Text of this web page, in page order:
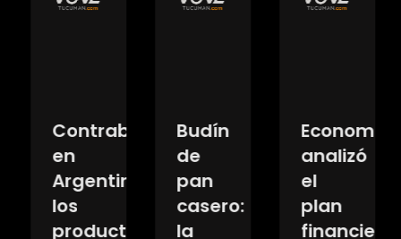
Contrabando
en
Argentina:
los
productos
Budín
de
pan
casero:
la
analizó
el
plan
financiero